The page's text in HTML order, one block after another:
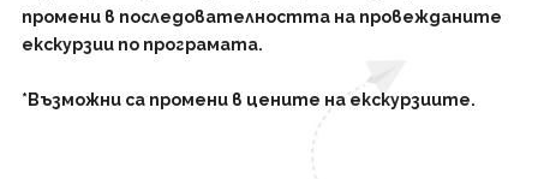
промени в последователността на провежданите
екскурзии по програмата.
*Възможни са промени в цените на екскурзиите.